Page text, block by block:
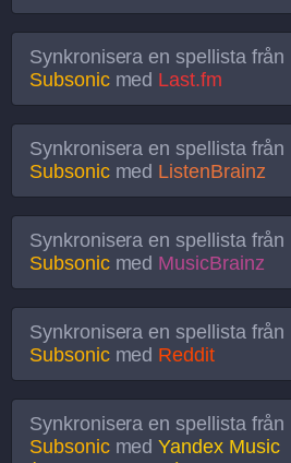
Synkronisera en spellista från
Subsonicmed Last.fm
Synkronisera en spellista från
Subsonicmed ListenBrainz
Synkronisera en spellista från
Subsonicmed MusicBrainz
Synkronisera en spellista från
Subsonicmed Reddit
Synkronisera en spellista från
SubsonicmedYandex Music